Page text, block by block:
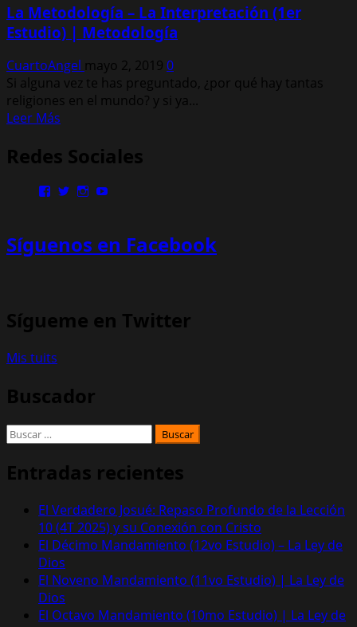
La Metodología – La Interpretación (1er
Estudio) | Metodología
CuartoAngel mayo 2, 2019 0
Si alguna vez te has preguntado, ¿por qué hay tantas
religiones en el mundo? y si ya...
Leer Más
acerca
La
La
Interpretación
Metodología
Redes Sociales
Ver
en
Facebook
Ver
en
Twitter
Ver
en
Instagram
en
YouTube
Síguenos en Facebook
Sígueme en Twitter
Mis tuits
Buscador
Buscar:
Entradas recientes
El Verdadero Josué: Repaso Profundo de la Lección
10 (4T 2025) y su Conexión con Cristo
El Décimo Mandamiento (12vo Estudio) – La Ley de
Dios
El Noveno Mandamiento (11vo Estudio) | La Ley de
Dios
El Octavo Mandamiento (10mo Estudio) | La Ley de